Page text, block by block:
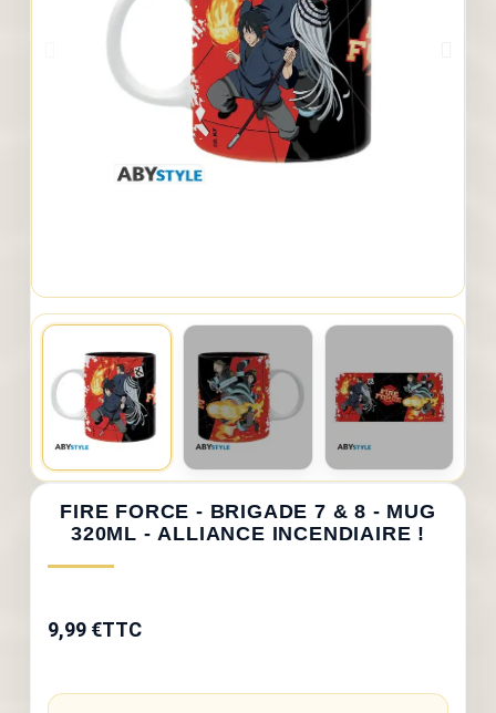
FIRE FORCE - BRIGADE 7 & 8 - MUG
320ML - ALLIANCE INCENDIAIRE !
9,99 €TTC